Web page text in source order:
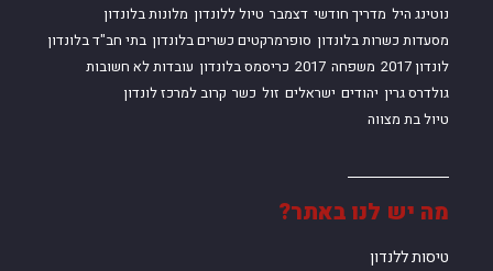
מה יש לנו באתר?
טיסות ללנדון
נוטינג היל מדריך חודשי דצמבר טיול ללונדון מלונות בלונדון
מסעדות כשרות בלונדון סופרמרקטים כשרים בלונדון בתי חב"ד בלונדון
לונדון 2017
משפחה 2017 כריסמס בלונדון עובדות לא חשובות
גולדרס גרין יהודים ישראלים זול כשר קרוב למרכז לונדון
טיול בת מצווה